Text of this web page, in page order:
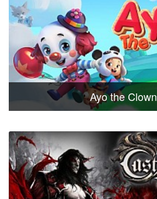
Ayo the Clown